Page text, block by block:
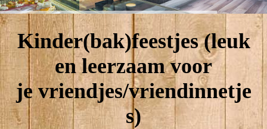
Kinder(bak)feestjes (leuk
en leerzaam voor
je vriendjes/vriendinnetje
s)